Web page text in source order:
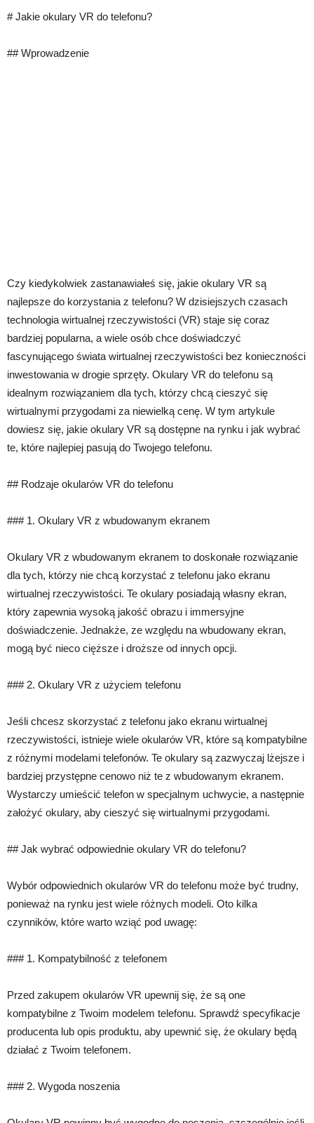
# Jakie okulary VR do telefonu?
## Wprowadzenie
Czy kiedykolwiek zastanawiałeś się, jakie okulary VR są
najlepsze do korzystania z telefonu? W dzisiejszych czasach
technologia wirtualnej rzeczywistości (VR) staje się coraz
bardziej popularna, a wiele osób chce doświadczyć
fascynującego świata wirtualnej rzeczywistości bez konieczności
inwestowania w drogie sprzęty. Okulary VR do telefonu są
idealnym rozwiązaniem dla tych, którzy chcą cieszyć się
wirtualnymi przygodami za niewielką cenę. W tym artykule
dowiesz się, jakie okulary VR są dostępne na rynku i jak wybrać
te, które najlepiej pasują do Twojego telefonu.
## Rodzaje okularów VR do telefonu
### 1. Okulary VR z wbudowanym ekranem
Okulary VR z wbudowanym ekranem to doskonałe rozwiązanie
dla tych, którzy nie chcą korzystać z telefonu jako ekranu
wirtualnej rzeczywistości. Te okulary posiadają własny ekran,
który zapewnia wysoką jakość obrazu i immersyjne
doświadczenie. Jednakże, ze względu na wbudowany ekran,
mogą być nieco cięższe i droższe od innych opcji.
### 2. Okulary VR z użyciem telefonu
Jeśli chcesz skorzystać z telefonu jako ekranu wirtualnej
rzeczywistości, istnieje wiele okularów VR, które są kompatybilne
z różnymi modelami telefonów. Te okulary są zazwyczaj lżejsze i
bardziej przystępne cenowo niż te z wbudowanym ekranem.
Wystarczy umieścić telefon w specjalnym uchwycie, a następnie
założyć okulary, aby cieszyć się wirtualnymi przygodami.
## Jak wybrać odpowiednie okulary VR do telefonu?
Wybór odpowiednich okularów VR do telefonu może być trudny,
ponieważ na rynku jest wiele różnych modeli. Oto kilka
czynników, które warto wziąć pod uwagę:
### 1. Kompatybilność z telefonem
Przed zakupem okularów VR upewnij się, że są one
kompatybilne z Twoim modelem telefonu. Sprawdź specyfikacje
producenta lub opis produktu, aby upewnić się, że okulary będą
działać z Twoim telefonem.
### 2. Wygoda noszenia